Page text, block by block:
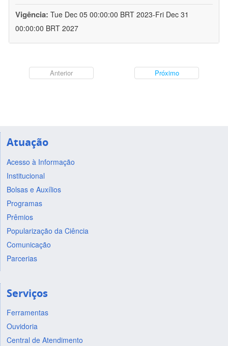
Vigência: Tue Dec 05 00:00:00 BRT 2023-Fri Dec 31
00:00:00 BRT 2027
Anterior Próximo
Atuação
Acesso à Informação
Institucional
Bolsas e Auxílios
Programas
Prêmios
Popularização da Ciência
Comunicação
Parcerias
Serviços
Ferramentas
Ouvidoria
Central de Atendimento